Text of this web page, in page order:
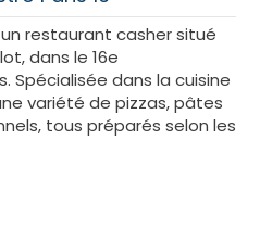
restaurant casher situé
dans le 16e
Spécialisée dans la cuisine
variété de pizzas, pâtes
tous préparés selon les
des Congrès et les